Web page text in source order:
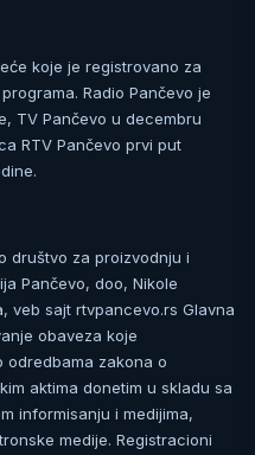
koje je registrovano za
Radio Pančevo je
TV Pančevo u decembru
RTV Pančevo prvi put
društvo za proizvodnju i
Pančevo, doo, Nikole
veb sajt rtvpancevo.rs Glavna
obaveza koje
odredbama zakona o
aktima donetim u skladu sa
informisanju i medijima,
medije. Registracioni